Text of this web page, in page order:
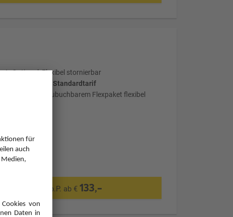
Optional: Flexibel stornierbar
gewählter Tarif: Standardtarif
mit optional zubuchbarem Flexpaket flexibel
p.P. ab € 133,-